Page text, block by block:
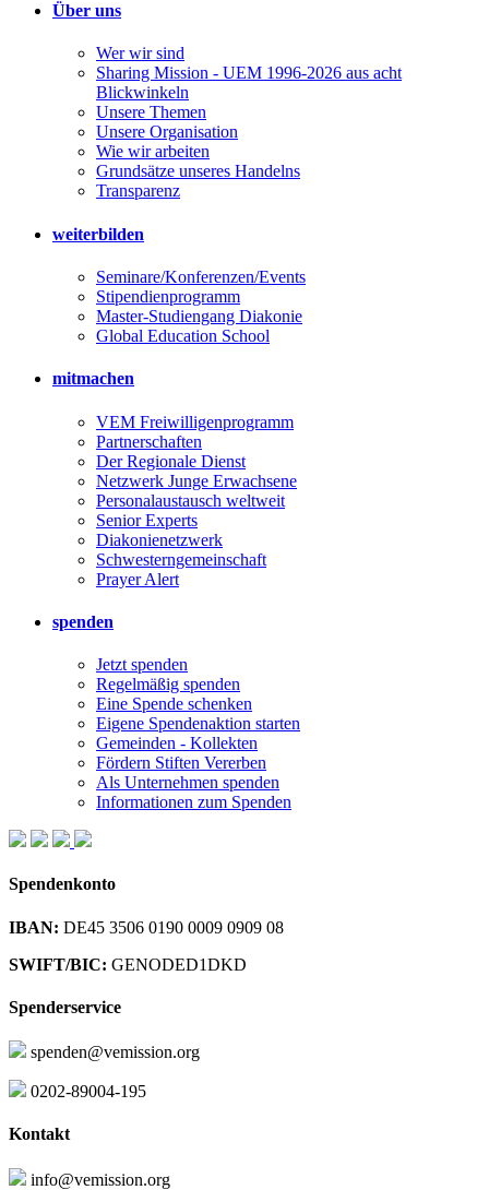
Über uns
Wer wir sind
Sharing Mission - UEM 1996-2026 aus acht
Blickwinkeln
Unsere Themen
Unsere Organisation
Wie wir arbeiten
Grundsätze unseres Handelns
Transparenz
weiterbilden
Seminare/Konferenzen/Events
Stipendienprogramm
Master-Studiengang Diakonie
Global Education School
mitmachen
VEM Freiwilligenprogramm
Partnerschaften
Der Regionale Dienst
Netzwerk Junge Erwachsene
Personalaustausch weltweit
Senior Experts
Diakonienetzwerk
Schwesterngemeinschaft
Prayer Alert
spenden
Jetzt spenden
Regelmäßig spenden
Eine Spende schenken
Eigene Spendenaktion starten
Gemeinden - Kollekten
Fördern Stiften Vererben
Als Unternehmen spenden
Informationen zum Spenden
Spendenkonto
IBAN: DE45 3506 0190 0009 0909 08
SWIFT/BIC: GENODED1DKD
Spenderservice
spenden@vemission.org
0202-89004-195
Kontakt
info@vemission.org